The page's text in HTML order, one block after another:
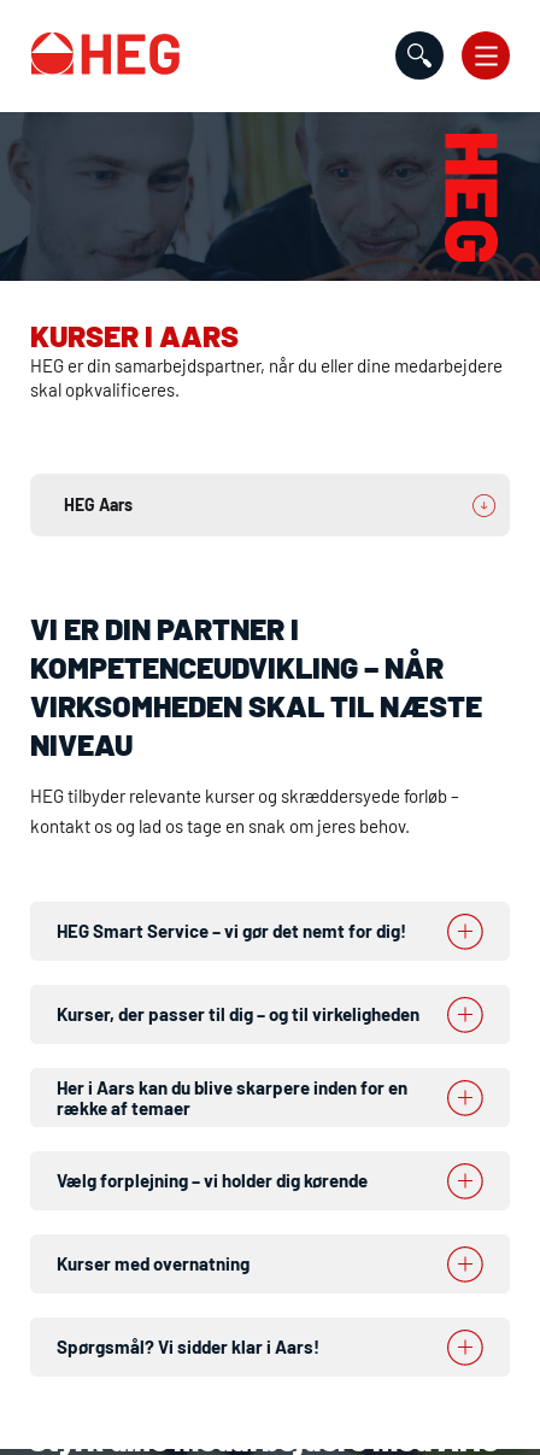
KURSER I AARS
HEG er din samarbejdspartner, når du eller dine medarbejdere
skal opkvalificeres.
VI ER DIN PARTNER I
KOMPETENCEUDVIKLING – NÅR
VIRKSOMHEDEN SKAL TIL NÆSTE
NIVEAU
HEGtilbyder relevante kurser og skræddersyede forløb –
kontakt os og lad os tage en snak om jeres behov.
HEGSmart Service – vi gør det nemt for dig!
Kurser, der passer til dig – og til virkeligheden
Her i Aars kan du blive skarpere inden for en
række af temaer
Vælg forplejning – vi holder dig kørende
Kurser med overnatning
Spørgsmål? Vi sidder klar i Aars!